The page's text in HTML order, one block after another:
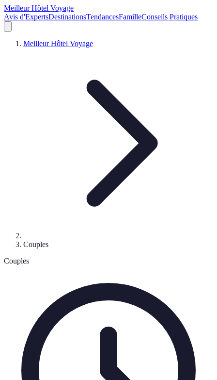
Meilleur Hôtel Voyage
Avis d'ExpertsDestinationsTendancesFamilleConseils Pratiques
Meilleur Hôtel Voyage
Couples
Couples